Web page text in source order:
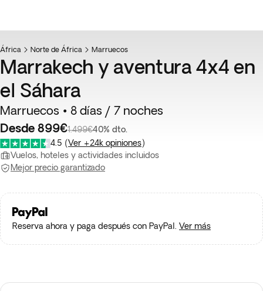
Favorito
África Norte de África Marruecos
Marrakech y aventura 4x4 en
el Sáhara
Marruecos • 8 días / 7 noches
Desde 899€1.499€40% dto.
4.5 (Ver +24k opiniones)
Vuelos, hoteles y actividades incluidos
Mejor precio garantizado
Reserva ahora y paga después con PayPal. Ver más